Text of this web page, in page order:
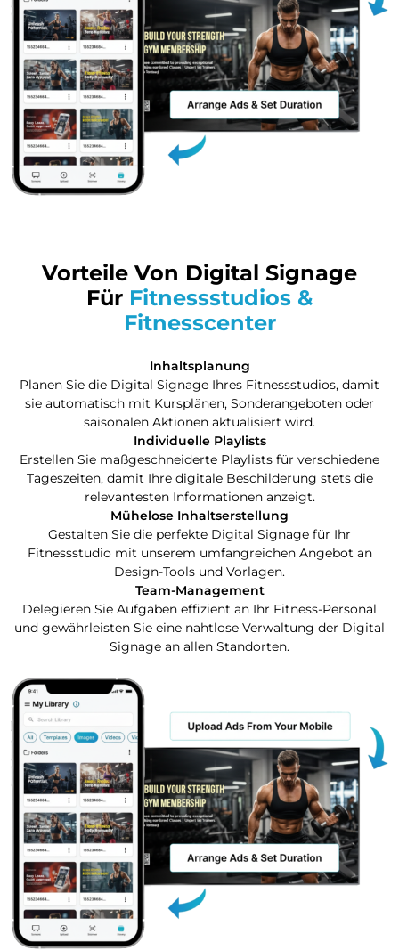
Vorteile Von Digital Signage
Für Fitnessstudios &
Fitnesscenter
Inhaltsplanung
Planen Sie die Digital Signage Ihres Fitnessstudios, damit
sie automatisch mit Kursplänen, Sonderangeboten oder
saisonalen Aktionen aktualisiert wird.
Individuelle Playlists
Erstellen Sie maßgeschneiderte Playlists für verschiedene
Tageszeiten, damit Ihre digitale Beschilderung stets die
relevantesten Informationen anzeigt.
Mühelose Inhaltserstellung
Gestalten Sie die perfekte Digital Signage für Ihr
Fitnessstudio mit unserem umfangreichen Angebot an
Design-Tools und Vorlagen.
Team-Management
Delegieren Sie Aufgaben effizient an Ihr Fitness-Personal
und gewährleisten Sie eine nahtlose Verwaltung der Digital
Signage an allen Standorten.